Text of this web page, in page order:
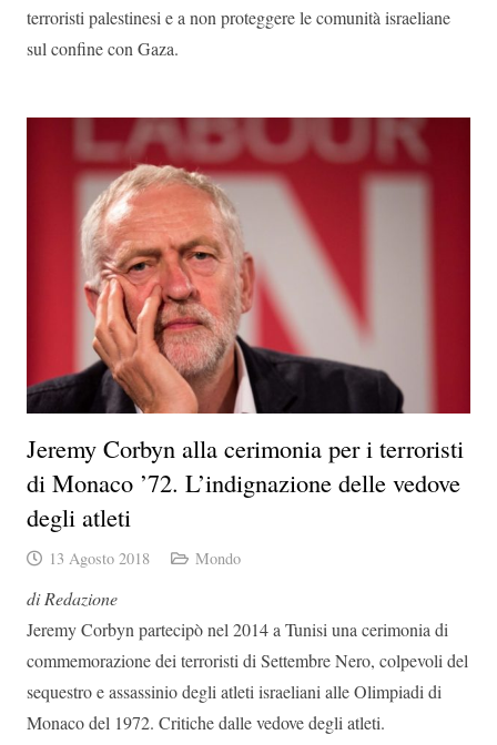
terroristi palestinesi e a non proteggere le comunità israeliane
sul confine con Gaza.
Jeremy Corbyn alla cerimonia per i terroristi
di Monaco ’72. L’indignazione delle vedove
degli atleti
13 Agosto 2018 Mondo
di Redazione
Jeremy Corbyn partecipò nel 2014 a Tunisi una cerimonia di
commemorazione dei terroristi di Settembre Nero, colpevoli del
sequestro e assassinio degli atleti israeliani alle Olimpiadi di
Monaco del 1972. Critiche dalle vedove degli atleti.